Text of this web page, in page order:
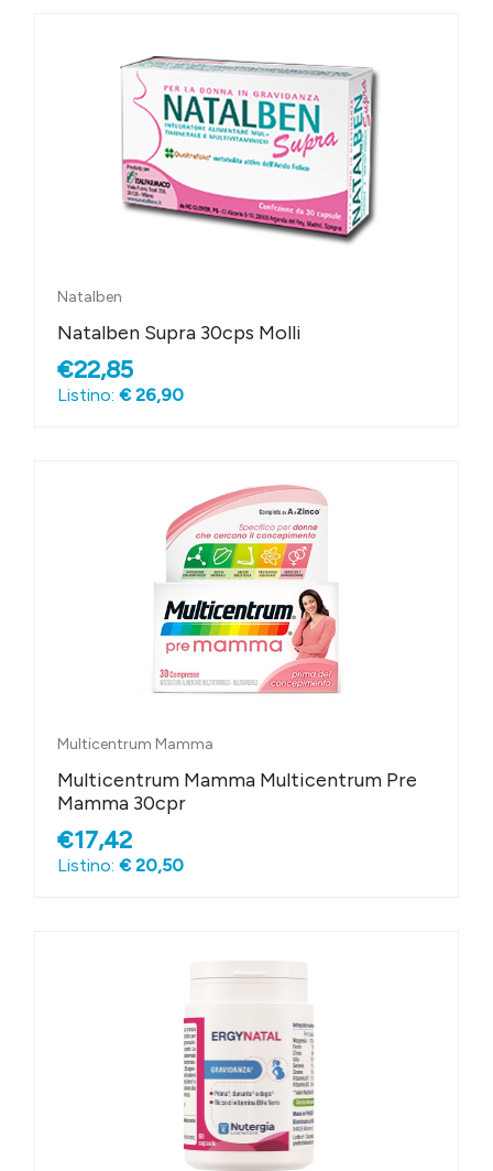
Natalben
Natalben Supra 30cps Molli
€22,85
Listino: € 26,90
Multicentrum Mamma
Multicentrum Mamma Multicentrum Pre
Mamma 30cpr
€17,42
Listino: € 20,50